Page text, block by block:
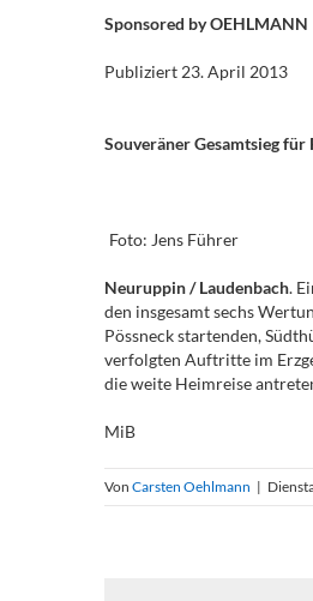
Sponsored by OEHLMANN
Publiziert 23. April 2013
Souveräner Gesamtsieg
Foto: Jens Führer
Neuruppin / Laudenbach.
den insgesamt sechs
Pössneck startenden,
verfolgten Auftritte im
die weite Heimreise
MiB
Von Carsten Oehlmann |